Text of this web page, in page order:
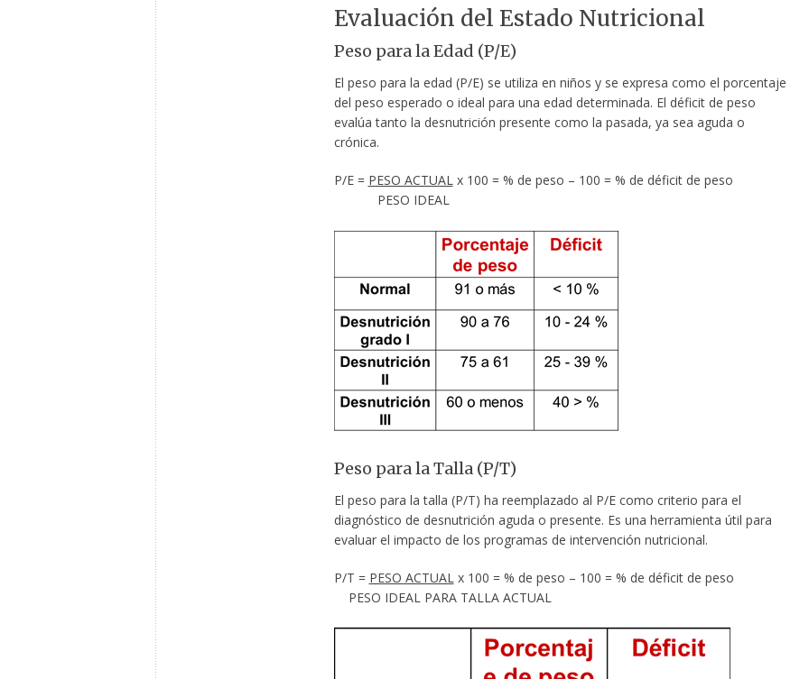
Evaluación del Estado Nutricional
Peso para la Edad (P/E)
El peso para la edad (P/E) se utiliza en niños y se expresa como el porcentaje
del peso esperado o ideal para una edad determinada. El déficit de peso
evalúa tanto la desnutrición presente como la pasada, ya sea aguda o
crónica.
P/E = PESO ACTUALx 100 = % de peso – 100 = % de déficit de peso
PESO IDEAL
Peso para la Talla (P/T)
El peso para la talla (P/T) ha reemplazado al P/E como criterio para el
diagnóstico de desnutrición aguda o presente. Es una herramienta útil para
evaluar el impacto de los programas de intervención nutricional.
P/T = PESO ACTUALx 100 = % de peso – 100 = % de déficit de peso
PESO IDEAL PARA TALLA ACTUAL